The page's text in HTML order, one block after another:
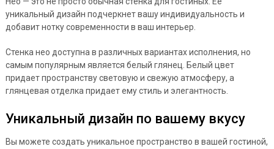
уникальный дизайн подчеркнет вашу индивидуальность и
добавит нотку современности в ваш интерьер.
Стенка нео доступна в различных вариантах исполнения, но
самым популярным является белый глянец. Белый цвет
придает пространству световую и свежую атмосферу, а
глянцевая отделка придает ему стиль и элегантность.
Уникальный дизайн по вашему вкусу
Вы можете создать уникальное пространство в вашей гостиной,